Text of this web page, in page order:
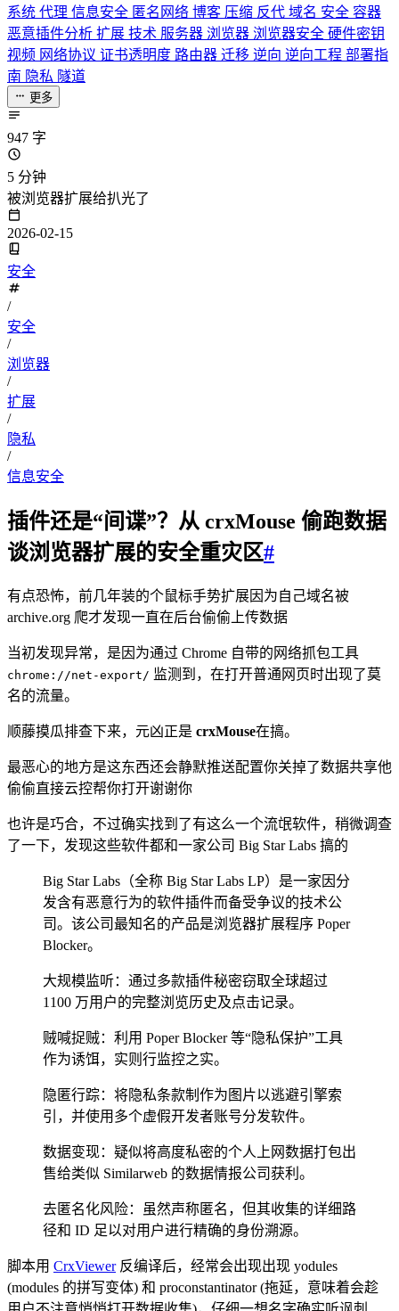
系统 代理 信息安全 匿名网络 博客 压缩 反代 域名 安全 容器
恶意插件分析 扩展 技术 服务器 浏览器 浏览器安全 硬件密钥
视频 网络协议 证书透明度 路由器 迁移 逆向 逆向工程 部署指
南 隐私 隧道
更多
947 字
5 分钟
被浏览器扩展给扒光了
2026-02-15
安全
/
安全
/
浏览器
/
扩展
/
隐私
/
信息安全
插件还是“间谍”？从 crxMouse 偷跑数据
谈浏览器扩展的安全重灾区#
有点恐怖，前几年装的个鼠标手势扩展因为自己域名被
archive.org 爬才发现一直在后台偷偷上传数据
当初发现异常，是因为通过 Chrome 自带的网络抓包工具
chrome://net-export/ 监测到，在打开普通网页时出现了莫
名的流量。
顺藤摸瓜排查下来，元凶正是 crxMouse在搞。
最恶心的地方是这东西还会静默推送配置你关掉了数据共享他
偷偷直接云控帮你打开谢谢你
也许是巧合，不过确实找到了有这么一个流氓软件，稍微调查
了一下，发现这些软件都和一家公司 Big Star Labs 搞的
Big Star Labs（全称 Big Star Labs LP）是一家因分
发含有恶意行为的软件插件而备受争议的技术公
司。该公司最知名的产品是浏览器扩展程序 Poper
Blocker。
大规模监听：通过多款插件秘密窃取全球超过
1100 万用户的完整浏览历史及点击记录。
贼喊捉贼：利用 Poper Blocker 等“隐私保护”工具
作为诱饵，实则行监控之实。
隐匿行踪：将隐私条款制作为图片以逃避引擎索
引，并使用多个虚假开发者账号分发软件。
数据变现：疑似将高度私密的个人上网数据打包出
售给类似 Similarweb 的数据情报公司获利。
去匿名化风险：虽然声称匿名，但其收集的详细路
径和 ID 足以对用户进行精确的身份溯源。
脚本用 CrxViewer反编译后，经常会出现出现 yodules
(modules 的拼写变体) 和 proconstantinator (拖延，意味着会趁